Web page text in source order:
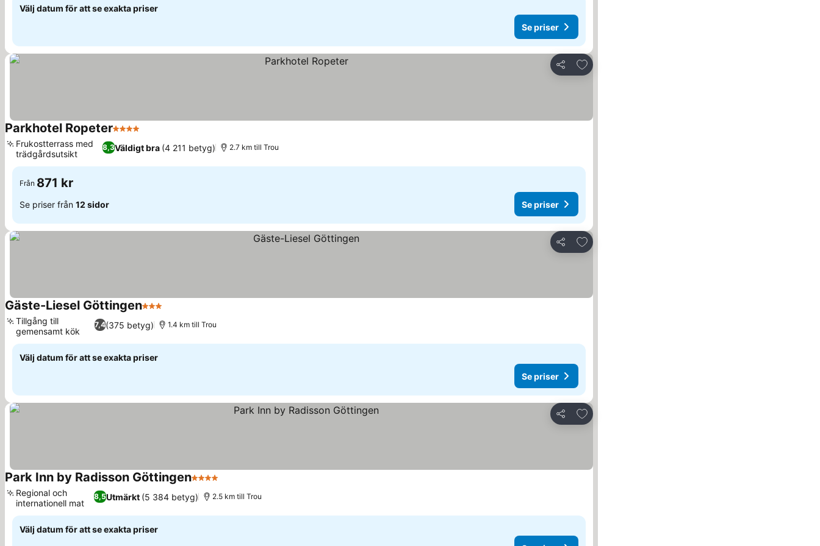
Välj datum för att se exakta priser
Se priser
Dela
Lägg till i Mina Favoriter
Parkhotel Ropeter4 Stjärnor
8,3Väldigt bra (4 211 betyg)
Frukostterrass med
trädgårdsutsikt
2.7 km till Trou
Från 871 kr
Se priser från 12 sidor Se priser
Dela
Lägg till i Mina Favoriter
Gäste-Liesel Göttingen3 Stjärnor
7,4(375 betyg)
Tillgång till
gemensamt kök
1.4 km till Trou
Välj datum för att se exakta priser
Se priser
Dela
Lägg till i Mina Favoriter
Park Inn by Radisson Göttingen4 Stjärnor
8,5Utmärkt (5 384 betyg)
Regional och
internationell mat
2.5 km till Trou
Välj datum för att se exakta priser